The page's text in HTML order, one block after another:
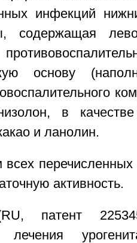
инфекций
содержащая
основу
в
и ланолин.
всех
активность.
патент